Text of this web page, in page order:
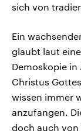
sich von
Ein
glaubt laut
Demoskopie in
Christus
wissen immer
anzufangen.
doch auch von